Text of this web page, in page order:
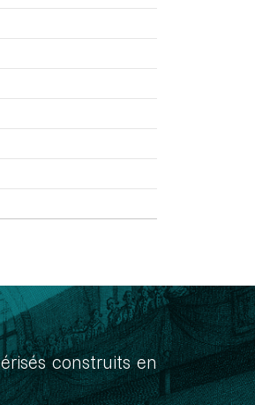
construits en